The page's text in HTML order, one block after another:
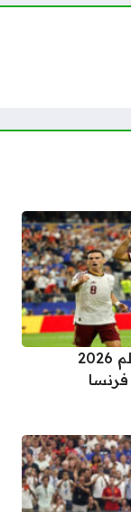
موعد مباراة إسبانيا في نهائي كأس العالم 2026
فرنسا